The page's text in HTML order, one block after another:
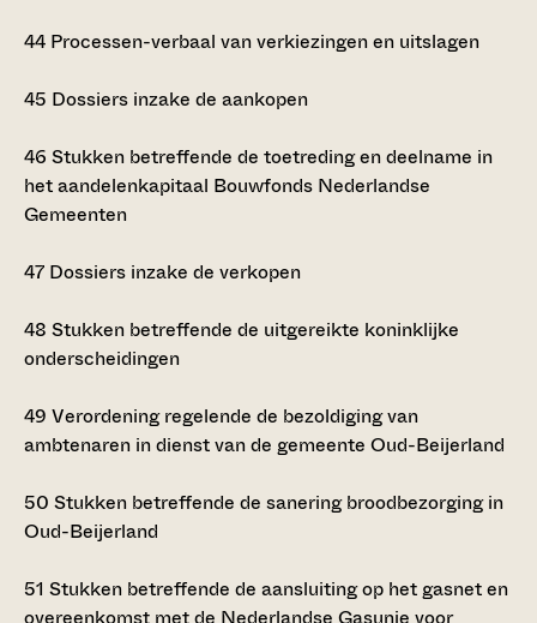
44 Processen-verbaal van verkiezingen en uitslagen
45 Dossiers inzake de aankopen
46 Stukken betreffende de toetreding en deelname in
het aandelenkapitaal Bouwfonds Nederlandse
Gemeenten
47 Dossiers inzake de verkopen
48 Stukken betreffende de uitgereikte koninklijke
onderscheidingen
49 Verordening regelende de bezoldiging van
ambtenaren in dienst van de gemeente Oud-Beijerland
50 Stukken betreffende de sanering broodbezorging in
Oud-Beijerland
51 Stukken betreffende de aansluiting op het gasnet en